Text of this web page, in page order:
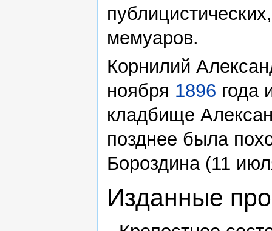
мемуаров.
Корнилий
ноября 1896 года
кладбище
позднее была
Бороздина (11
Изданные